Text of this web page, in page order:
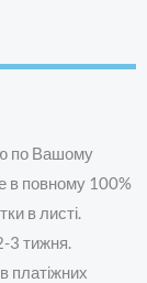
по Вашому
в повному 100%
в листі.
3 тижня.
платіжних